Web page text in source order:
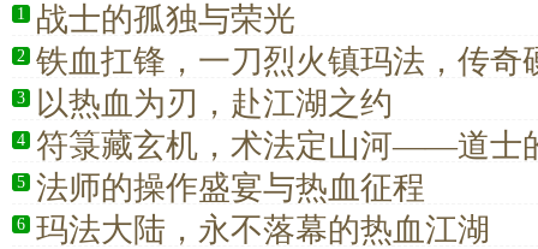
1 战士的孤独与荣光
2 铁血扛锋，一刀烈火镇玛法，传奇
士
3 以热血为刃，赴江湖之约
4
符箓藏玄机，术法定山河——道士
全解析
5 法师的操作盛宴与热血征程
6 玛法大陆，永不落幕的热血江湖